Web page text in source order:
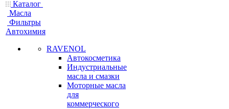
Каталог
Масла
Фильтры
Автохимия
RAVENOL
Автокосметика
Индустриальные
масла и смазки
Моторные масла
для
коммерческого